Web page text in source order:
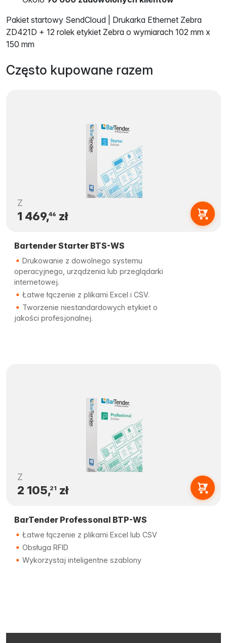
Pakiet startowy SendCloud | Drukarka Ethernet Zebra
ZD421D + 12 rolek etykiet Zebra o wymiarach 102 mm x
150 mm
Często kupowane razem
Z
1 469,46 zł
Bartender Starter BTS-WS
Drukowanie z dowolnego systemu
operacyjnego, urządzenia lub przeglądarki
internetowej.
Łatwe łączenie z plikami Excel i CSV.
Tworzenie niestandardowych etykiet o
jakości profesjonalnej.
Z
2 105,21 zł
BarTender Professonal BTP-WS
Łatwe łączenie z plikami Excel lub CSV
Obsługa RFID
Wykorzystaj inteligentne szablony